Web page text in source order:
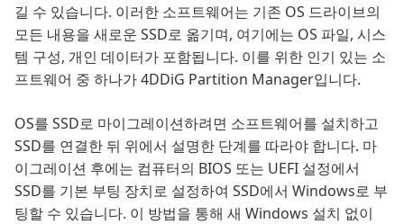
길 수 있습니다. 이러한 소프트웨어는 기존 OS 드라이브의
모든 내용을 새로운 SSD로 옮기며, 여기에는 OS 파일, 시스
템 구성, 개인 데이터가 포함됩니다. 이를 위한 인기 있는 소
프트웨어 중 하나가 4DDiG Partition Manager입니다.
OS를 SSD로 마이그레이션하려면 소프트웨어를 설치하고
SSD를 연결한 뒤 위에서 설명한 단계를 따라야 합니다. 마
이그레이션 후에는 컴퓨터의 BIOS 또는 UEFI 설정에서
SSD를 기본 부팅 장치로 설정하여 SSD에서 Windows로 부
팅할 수 있습니다. 이 방법을 통해 새 Windows 설치 없이